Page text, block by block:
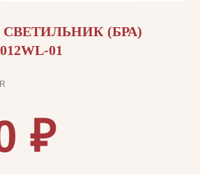
(БРА)
01
₽